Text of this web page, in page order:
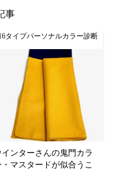
事
タイプパーソナルカラー診断
インターさんの鬼門カラ
・マスタードが似合うこ